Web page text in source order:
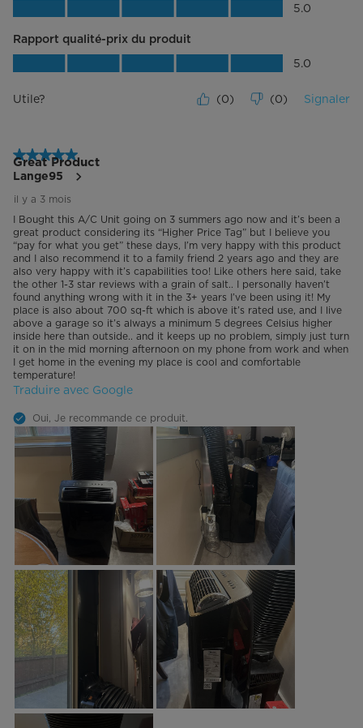
Qualité du produit, 5.0 sur 5 5.0
Rapport qualité-prix du produit
Rapport qualité-prix du produit, 5.0
5.0
Utile? (0) (0) Signaler
5 étoile(s) sur 5.
Great Product
Lange95
il y a 3 mois
I Bought this A/C Unit going on 3 summers ago now and it’s been a
great product considering its “Higher Price Tag” but I believe you
“pay for what you get” these days, I’m very happy with this product
and I also recommend it to a family friend 2 years ago and they are
also very happy with it’s capabilities too! Like others here said, take
the other 1-3 star reviews with a grain of salt.. I personally haven’t
found anything wrong with it in the 3+ years I’ve been using it! My
place is also about 700 sq-ft which is above it’s rated use, and I live
above a garage so it’s always a minimum 5 degrees Celsius higher
inside here than outside.. and it keeps up no problem, simply just turn
it on in the mid morning afternoon on my phone from work and when
I get home in the evening my place is cool and comfortable
temperature!
Traduire avec Google
Oui, Je recommande ce produit.